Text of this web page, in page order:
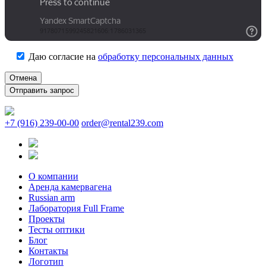
Даю согласие на обработку персональных данных
Отмена
+7 (916) 239-00-00 order@rental239.com
О компании
Аренда камервагена
Russian arm
Лаборатория Full Frame
Проекты
Тесты оптики
Блог
Контакты
Логотип